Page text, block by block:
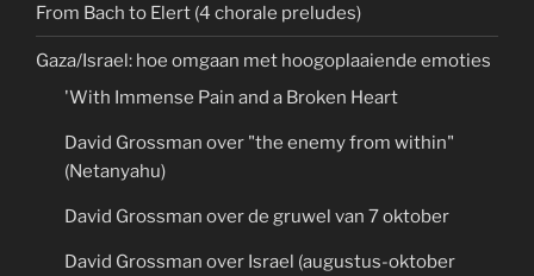
From Bach to Elert (4 chorale preludes)
Gaza/Israel: hoe omgaan met hoogoplaaiende emoties
'With Immense Pain and a Broken Heart
David Grossman over "the enemy from within"
(Netanyahu)
David Grossman over de gruwel van 7 oktober
David Grossman over Israel (augustus-oktober